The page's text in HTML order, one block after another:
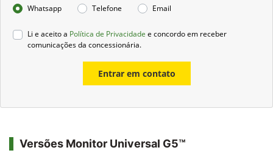
Whatsapp Telefone Email
Li e aceito a Política de Privacidade e concordo em receber
comunicações da concessionária.
Entrar em contato
Versões Monitor Universal G5™